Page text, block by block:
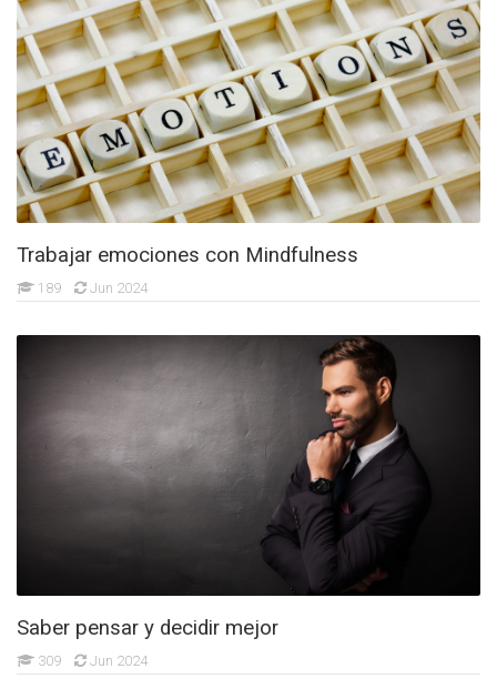
Trabajar emociones con Mindfulness
189 Jun 2024
Saber pensar y decidir mejor
309 Jun 2024